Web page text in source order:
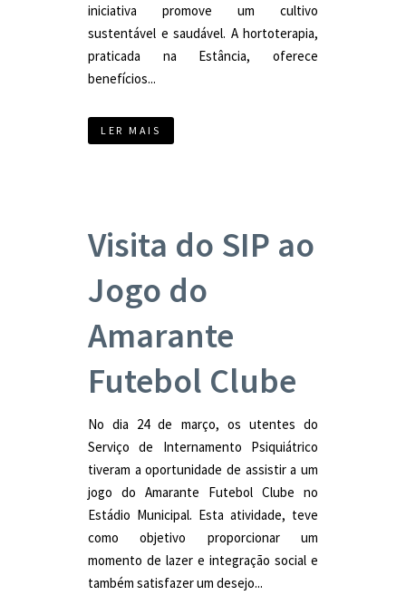
iniciativa promove um cultivo
sustentável e saudável. A hortoterapia,
praticada na Estância, oferece
benefícios...
LER MAIS
Visita do SIP ao
Jogo do
Amarante
Futebol Clube
No dia 24 de março, os utentes do
Serviço de Internamento Psiquiátrico
tiveram a oportunidade de assistir a um
jogo do Amarante Futebol Clube no
Estádio Municipal. Esta atividade, teve
como objetivo proporcionar um
momento de lazer e integração social e
também satisfazer um desejo...